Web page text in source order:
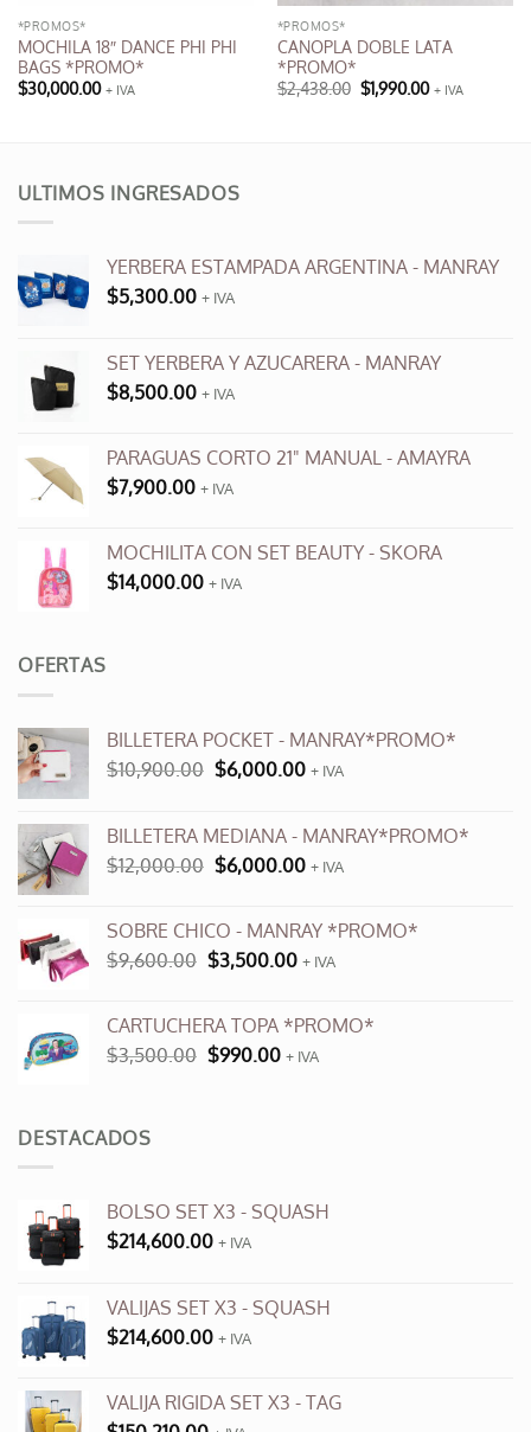
*PROMOS*
MOCHILA 18″ DANCE PHI PHI
BAGS *PROMO*
$30,000.00 + IVA
múltiples
variantes.
se
pueden
página
producto
*PROMOS*
CANOPLA DOBLE LATA
*PROMO*
$2,438.00 El
precio
$1,990.00El+ IVA
opciones
en
producto
ULTIMOS INGRESADOS
YERBERA ESTAMPADA ARGENTINA - MANRAY
$5,300.00 + IVA
SET YERBERA Y AZUCARERA - MANRAY
$8,500.00 + IVA
PARAGUAS CORTO 21" MANUAL - AMAYRA
$7,900.00 + IVA
MOCHILITA CON SET BEAUTY - SKORA
$14,000.00 + IVA
OFERTAS
BILLETERA POCKET - MANRAY*PROMO*
$10,900.00 El
era:
$10,900.00.
$6,000.00El
es:
$6,000.00.
+ IVA
BILLETERA MEDIANA - MANRAY*PROMO*
$12,000.00 El
era:
$12,000.00.
$6,000.00El
es:
$6,000.00.
+ IVA
SOBRE CHICO - MANRAY *PROMO*
$9,600.00 El
era:
$9,600.00.
$3,500.00El
es:
$3,500.00.
+ IVA
CARTUCHERA TOPA *PROMO*
$3,500.00 El
$990.00El+ IVA
DESTACADOS
BOLSO SET X3 - SQUASH
$214,600.00 + IVA
VALIJAS SET X3 - SQUASH
$214,600.00 + IVA
VALIJA RIGIDA SET X3 - TAG